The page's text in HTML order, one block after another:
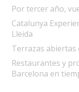
Por tercer año,
Catalunya
Lleida
Terrazas abiertas
Restaurantes y
Barcelona en